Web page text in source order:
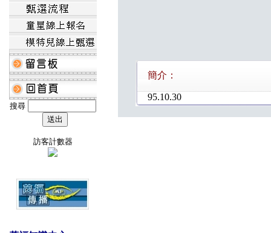
搜尋
訪客計數器
簡介：
95.10.30